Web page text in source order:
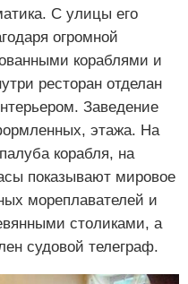
С улицы его
огромной
кораблями и
ресторан отделан
Заведение
этажа. На
корабля, на
показывают мировое
мореплавателей и
столиками, а
судовой телеграф.